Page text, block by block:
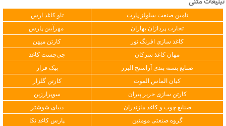
تامین صنعت سلولز پارت
تاو کاغذ ارس
تجارت پردازان بهاران
مهرآیین پارس
کاغذ سازی افرنگ نور
کارتن میهن
مهان کاغذ سرکان
چی‌چست کاغذ
صنایع بسته بندی آراسنج البرز
پیک فراز
کیان الماس الموت
کارتن گلزار
کارتن سازی حریر پیران
سوپرارزین
صنایع چوب و کاغذ مازندران
دیبای شوشتر
گروه صنعتی مومنین
پارس کاغذ نکا